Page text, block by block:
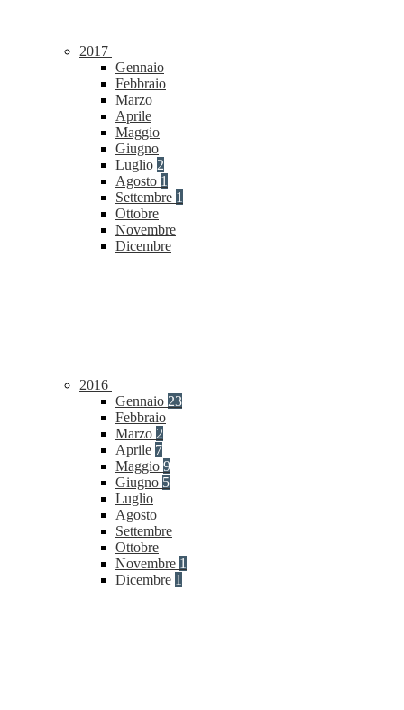
2017
Gennaio
Febbraio
Marzo
Aprile
Maggio
Giugno
Luglio 2
Agosto 1
Settembre 1
Ottobre
Novembre
Dicembre
2016
Gennaio 23
Febbraio
Marzo 2
Aprile 7
Maggio 9
Giugno 5
Luglio
Agosto
Settembre
Ottobre
Novembre 1
Dicembre 1